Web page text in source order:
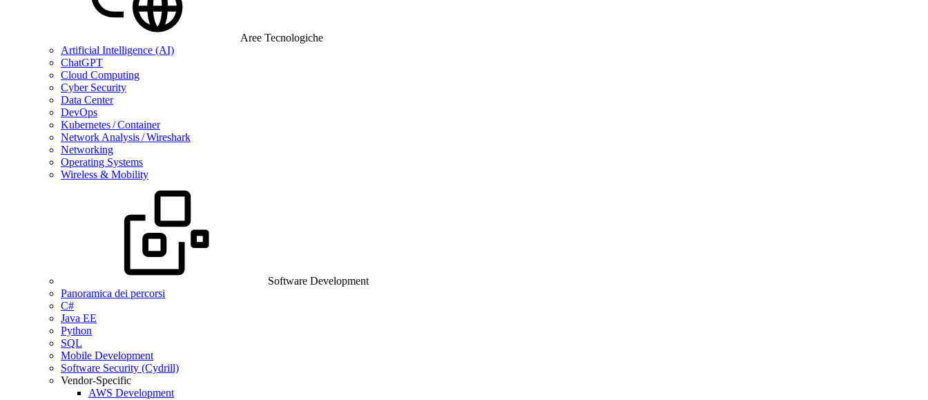
Aree Tecnologiche
Artificial Intelligence (AI)
ChatGPT
Cloud Computing
Cyber Security
Data Center
DevOps
Kubernetes / Container
Network Analysis / Wireshark
Networking
Operating Systems
Wireless & Mobility
Software Development
Panoramica dei percorsi
C#
Java EE
Python
SQL
Mobile Development
Software Security (Cydrill)
Vendor-Specific
AWS Development